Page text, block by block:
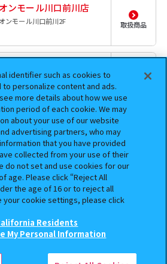
ャラクターズ きらきらアソートコ
ンモール川口前川店
ンモール川口前川2F
取扱商品
イオンモール北戸田3F
取扱商品
コルソ店
1-12-1 コミュニティプラザ コ
取扱商品
BIG FUN平和島店
ＩＧ ＦＵＮ平和島
取扱商品
identifier such as cookies to
to personalize content and ads.
more details about how we use
period of each cookie. We may
about your use of our website
advertising partners, who may
that you have provided
collected from your use of their
do not set and use cookies for our
age. Please click “Reject All
the age of 16 or to reject all
your cookie settings, please click
Residents
My Personal Information